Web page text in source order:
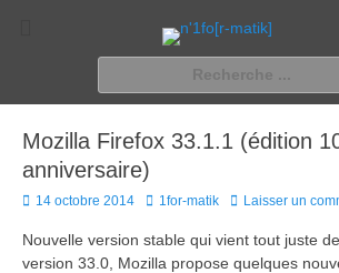
n'1fo[r-
Pour les nymphos d'infos en info…
Mozilla Firefox 33.1.1 (édition
anniversaire)
Posted
14 octobre 2014 Author
1for-matik Laisser un
Nouvelle version stable qui vient tout juste
version 33.0, Mozilla propose quelques